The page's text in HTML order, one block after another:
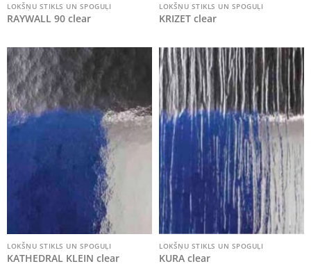
LOKŠŅU STIKLS UN SPOGUĻI
RAYWALL 90 clear
LOKŠŅU STIKLS UN SPOGUĻI
KRIZET clear
LOKŠŅU STIKLS UN SPOGUĻI
KATHEDRAL KLEIN clear
LOKŠŅU STIKLS UN SPOGUĻI
KURA clear